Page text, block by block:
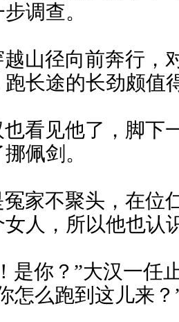
调查。
山径向前奔行，
跑长途的长劲颇值
看见他了，脚下
佩剑。
家不聚头，在位
女人，所以他也认
是你？”大汉一任
怎么跑到这儿来？